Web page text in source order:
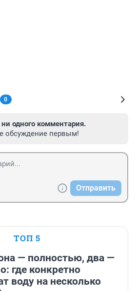
0
ни одного комментария.
обсуждение первым!
Отправить
ТОП 5
— полностью, два —
где конкретно
воду на несколько